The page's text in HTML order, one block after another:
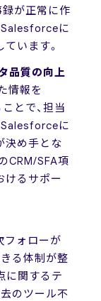
が正常に作
Salesforceに
います。
品質の向上
情報を
とで、担当
Salesforceに
決め手とな
CRM/SFA項
けるサポー
フォローが
る体制が整
に関するテ
のツール不